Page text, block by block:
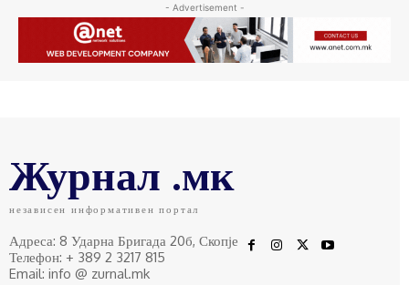
- Advertisement -
Журнал .мк
независен информативен портал
Адреса: 8 Ударна Бригада 20б, Скопје
Телефон: + 389 2 3217 815
Email: info @ zurnal.mk